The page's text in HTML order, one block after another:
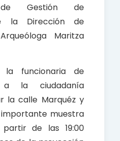
de Gestión de
la Dirección de
Maritza
la funcionaria de
la ciudadanía
la calle Marquéz y
muestra
de las 19:00